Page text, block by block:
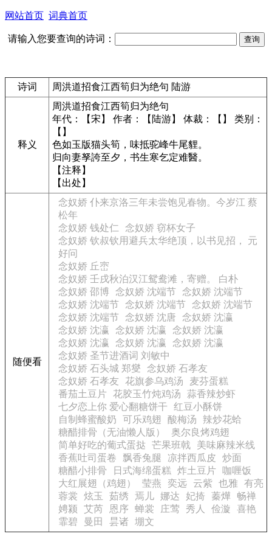
网站首页 词典首页
请输入您要查询的诗词：
诗词 周洪道招食江西筍归为绝句 陆游
释义
周洪道招食江西筍归为绝句
年代：【宋】 作者：【陆游】 体裁：【】 类别：
【】
色如玉版猫头筍，味抵驼峰牛尾貍。
归向妻孥誇至夕，书生寒乞定难醫。
【注释】
【出处】
随便看
念奴娇 仆来京洛三年未尝饱见春物。今岁江 蔡
松年
念奴娇 钱处仁
念奴娇 窃杯女子
念奴娇 钦叔钦用避兵太华绝顶，以书见招， 元
好问
念奴娇 丘崈
念奴娇 壬戌秋泊汉江鸳鸯滩，寄赠。 白朴
念奴娇 邵博
念奴娇 沈端节 念奴娇 沈端节
念奴娇 沈端节 念奴娇 沈端节 念奴娇 沈端节
念奴娇 沈端节 念奴娇 沈唐
念奴娇 沈瀛
念奴娇 沈瀛
念奴娇 沈瀛
念奴娇 沈瀛
念奴娇 沈瀛
念奴娇 沈瀛
念奴娇 沈瀛
念奴娇 圣节进酒词 刘敏中
念奴娇 石头城 郑燮
念奴娇 石孝友
念奴娇 石孝友
花旗参乌鸡汤
麦芬蛋糕
番茄土豆片
花胶玉竹炖鸡汤
蒜香辣炒虾
七夕恋上你 爱心翻糖饼干 红豆小酥饼
自制蜂蜜酸奶
可乐鸡翅 酸梅汤
辣炒花蛤
糖醋排骨（无油懒人版）
奥尔良烤鸡翅
简单好吃的葡式蛋挞 芒果班戟
美味麻辣米线
香蕉吐司蛋卷
飘香兔腿 凉拌西瓜皮
炒面
糖醋小排骨
日式海绵蛋糕 炸土豆片
咖喱饭
大红展翅（鸡翅）
莹燕 奕远 云紫 也雅 有亮
蓉裳
炫玉 茹绣 焉儿 娜达 妃掎 蓁燁
畅禅
娉颍
艾芮 恩序 蝉裳 庄莺 秀人 俭漩
喜艳
霏碧
曼田 昙诸 堋文